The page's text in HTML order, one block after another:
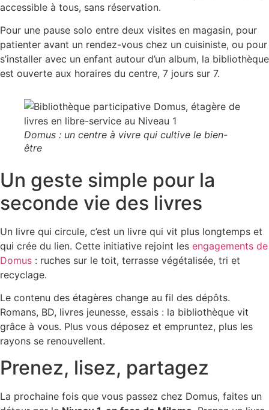
accessible à tous, sans réservation.
Pour une pause solo entre deux visites en magasin, pour
patienter avant un rendez-vous chez un cuisiniste, ou pour
s’installer avec un enfant autour d’un album, la bibliothèque
est ouverte aux horaires du centre, 7 jours sur 7.
Domus : un centre à vivre qui cultive le bien-
être
Un geste simple pour la
seconde vie des livres
Un livre qui circule, c’est un livre qui vit plus longtemps et
qui crée du lien. Cette initiative rejoint les engagements de
Domus : ruches sur le toit, terrasse végétalisée, tri et
recyclage.
Le contenu des étagères change au fil des dépôts.
Romans, BD, livres jeunesse, essais : la bibliothèque vit
grâce à vous. Plus vous déposez et empruntez, plus les
rayons se renouvellent.
Prenez, lisez, partagez
La prochaine fois que vous passez chez Domus, faites un